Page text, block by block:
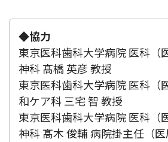
◆協力
東京医科歯科大学病院 医科（
神科 髙橋 英彦 教授
東京医科歯科大学病院 医科（
和ケア科 三宅 智 教授
東京医科歯科大学病院 医科（
神科 髙木 俊輔 病院掛主任（医